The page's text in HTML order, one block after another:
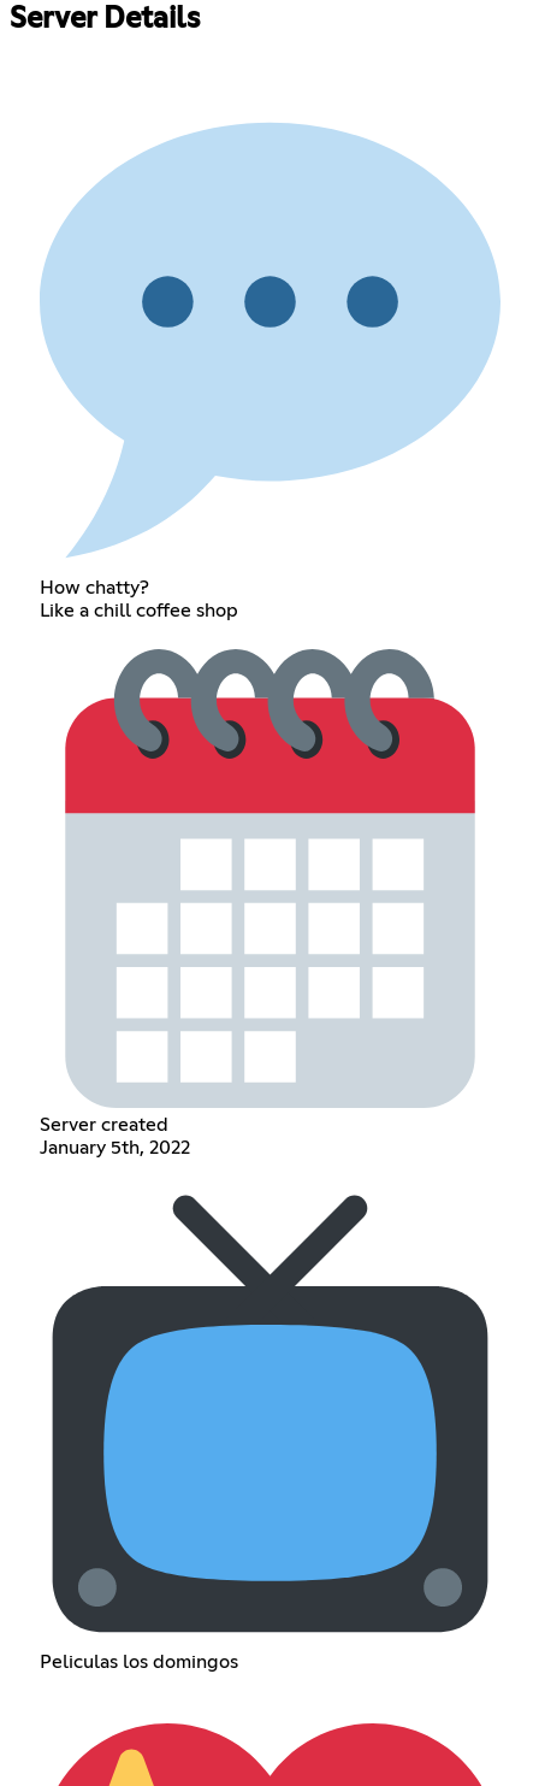
Server Details
How chatty?
Like a chill coffee shop
Server created
January 5th, 2022
Peliculas los domingos